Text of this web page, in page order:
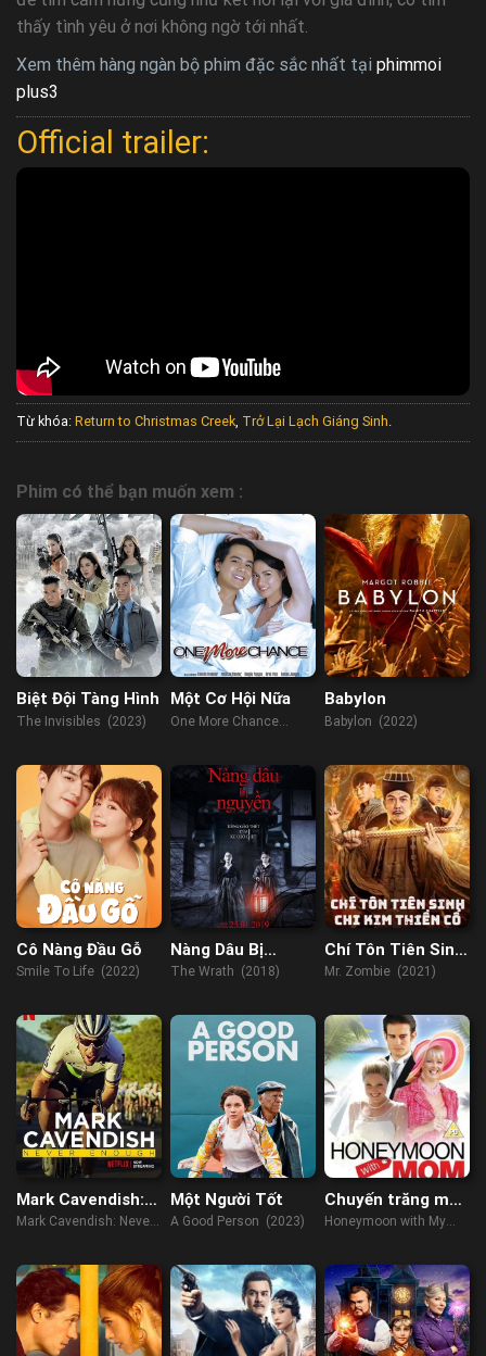
thấy tình yêu ở nơi không ngờ tới nhất.
Xem thêm hàng ngàn bộ phim đặc sắc nhất tại phimmoi
plus3
Official trailer:
Từ khóa: Return to Christmas Creek Trở Lại Lạch Giáng Sinh
Phim có thể bạn muốn xem :
Biệt Đội Tàng Hình
The Invisibles (2023)
Một Cơ Hội Nữa
One More Chance
Babylon
Babylon (2022)
Cô Nàng Đầu Gỗ
Smile To Life (2022)
Nàng Dâu Bị
Nguyền Rủa
The Wrath (2018)
Chí Tôn Tiên Sinh
Chi Kim Thiền Cổ
Mr. Zombie (2021)
Mark Cavendish:
Không Bao Giờ Đủ
Mark Cavendish: Never
Một Người Tốt
A Good Person (2023)
Chuyến trăng mật
bên mẹ
Honeymoon with My